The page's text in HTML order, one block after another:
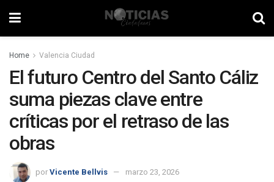
Home Valencia Ciudad
El futuro Centro del Santo Cáliz
suma piezas clave entre
críticas por el retraso de las
obras
por Vicente Bellvis marzo 23, 2026